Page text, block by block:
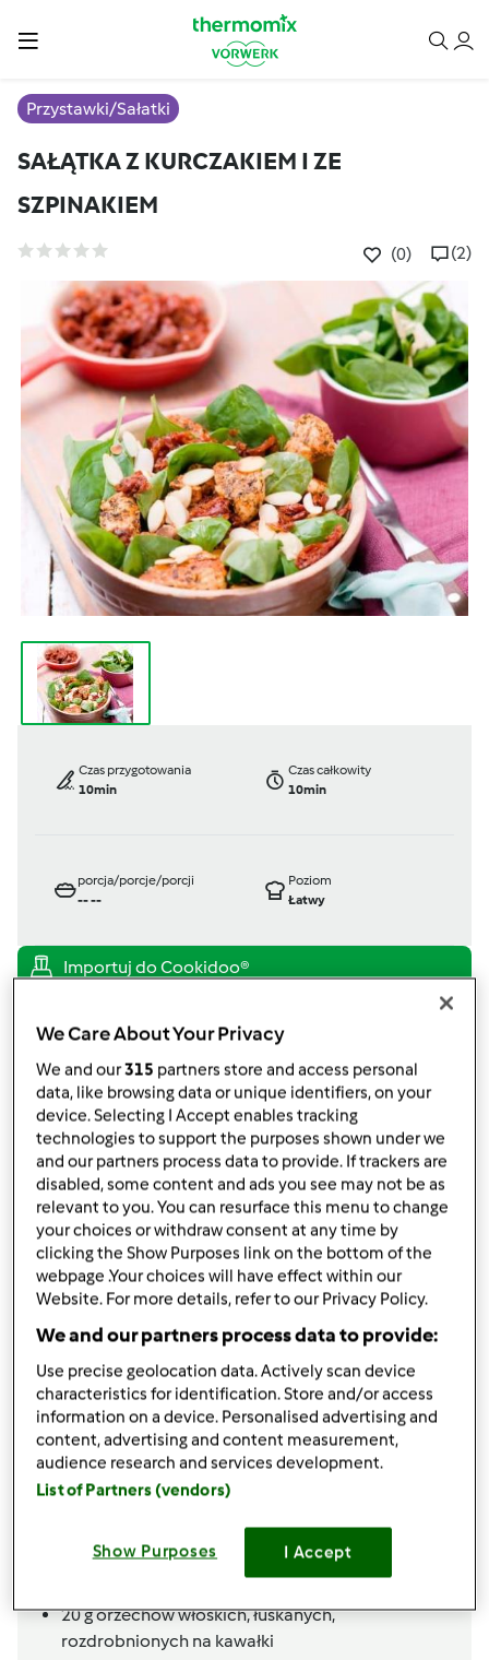
Przystawki/Sałatki
SAŁĄTKA Z KURCZAKIEM I ZE
SZPINAKIEM
(0) (2)
Czas przygotowania
10min
Czas całkowity
10min
porcja/porcje/porcji
----
Poziom
Łatwy
przezZdrowy Wariat
Dodaj do moich kolekcji
podziel się przepisem
Stwórz wariant
Składniki
SAŁĄTKA Z KURCZAKIEM I ZE
SZPINAKIEM
100gpiersi z kurczaka,lub 120 piersi z indyka
przygotowanego dzien wcześniej podczas
liści szpinaku, świeżych
gwinogron,przekrojonych na pół
20gorzechów włoskich, łuskanych,
rozdrobnionych na kawałki
We Care About Your Privacy
We and our315 partners store and access personal
data, like browsing data or unique identifiers, on your
device. Selecting I Accept enables tracking
technologies to support the purposes shown under we
and our partners process data to provide. If trackers are
disabled, some content and ads you see may not be as
relevant to you. You can resurface this menu to change
your choices or withdraw consent at any time by
clicking the Show Purposes link on the bottom of the
webpage .Your choices will have effect within our
Website. For more details, refer to our Privacy Policy.
We and our partners process data to provide:
Use precise geolocation data. Actively scan device
characteristics for identification. Store and/or access
information on a device. Personalised advertising and
content, advertising and content measurement,
audience research and services development.
List of Partners (vendors)
Show Purposes I Accept